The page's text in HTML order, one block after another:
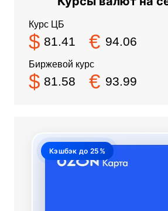
Курс ЦБ
$ 81.41 € 94.06
Биржевой курс
$ 81.58 € 93.99
Кэшбэк до 25%